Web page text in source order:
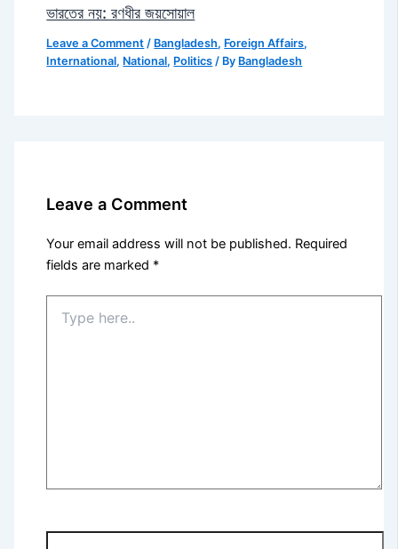
ভারতের নয়: রণধীর জয়সোয়াল
Leave a Comment / Bangladesh, Foreign Affairs,
International, National, Politics / By Bangladesh
Leave a Comment
Your email address will not be published. Required
fields are marked *
here..